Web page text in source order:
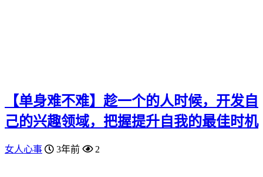
【单身难不难】趁一个的人时候，开发自
己的兴趣领域，把握提升自我的最佳时机
女人心事 3年前 2